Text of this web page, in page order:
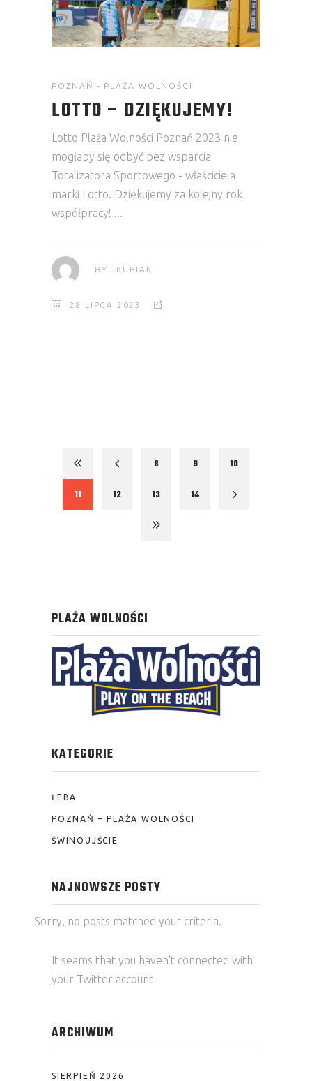
POZNAŃ - PLAŻA WOLNOŚCI
LOTTO – DZIĘKUJEMY!
Lotto Plaża Wolności Poznań 2023 nie
mogłaby się odbyć bez wsparcia
Totalizatora Sportowego - właściciela
marki Lotto. Dziękujemy za kolejny rok
współpracy!
BY JKUBIAK
28 LIPCA 2023
8 9 10
11 12 13 14
PLAŻA WOLNOŚCI
KATEGORIE
ŁEBA
POZNAŃ – PLAŻA WOLNOŚCI
ŚWINOUJŚCIE
NAJNOWSZE POSTY
Sorry, no posts matched your criteria.
It seams that you haven't connected with
your Twitter account
ARCHIWUM
SIERPIEŃ 2026